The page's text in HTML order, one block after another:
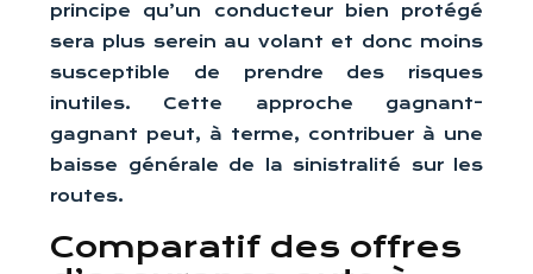
principe qu’un conducteur bien protégé
sera plus serein au volant et donc moins
susceptible de prendre des risques
inutiles. Cette approche gagnant-
gagnant peut, à terme, contribuer à une
baisse générale de la sinistralité sur les
routes.
Comparatif des offres